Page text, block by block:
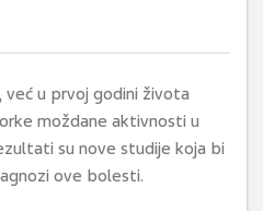
već u prvoj godini života
moždane aktivnosti u
su nove studije koja bi
ove bolesti.